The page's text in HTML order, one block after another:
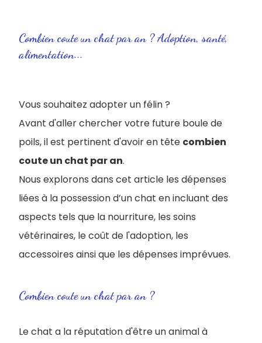
Combien coute un chat par an ? Adoption, santé,
alimentation...
Vous souhaitez adopter un félin ?
Avant d'aller chercher votre future boule de
poils, il est pertinent d'avoir en tête combien
coute un chat par an.
Nous explorons dans cet article les dépenses
liées à la possession d’un chat en incluant des
aspects tels que la nourriture, les soins
vétérinaires, le coût de l'adoption, les
accessoires ainsi que les dépenses imprévues.
Combien coute un chat par an ?
Le chat a la réputation d'être un animal à